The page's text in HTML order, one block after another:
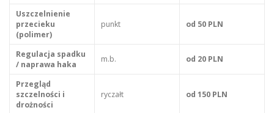
Uszczelnienie
przecieku
(polimer)
punkt od 50 PLN
Regulacja spadku
/ naprawa haka
m.b. od 20 PLN
Przegląd
szczelności i
drożności
ryczałt od 150 PLN